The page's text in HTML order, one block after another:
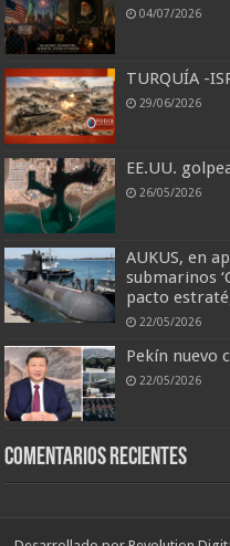
04/07/2026
TURQUÍA -
29/06/2026
EE.UU.
26/05/2026
AUKUS, en
submarinos
pacto
22/05/2026
Pekín nuevo
22/05/2026
Comentarios recientes